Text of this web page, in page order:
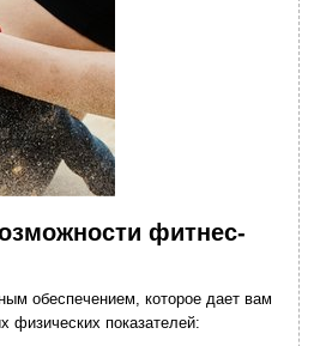
фитнес-
обеспечением, которое дает вам
физических показателей: